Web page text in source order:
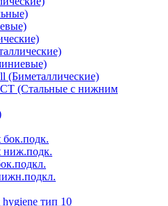
(Биметаллические)
(Стальные с нижним
бок.подк.
ниж.подк.
тип 10